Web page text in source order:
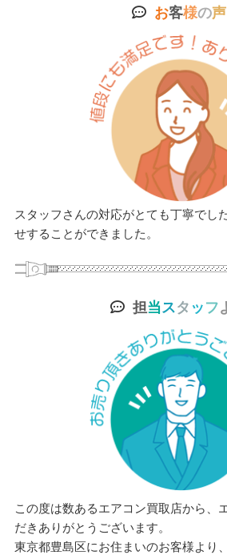
お客様の声
スタッフさんの対応がとても丁寧でし
せすることができました。
担当スタ ッ フ
この度は数あるエアコン買取店から、
だきありがとうございます。
東京都豊島区にお住まいのお客様より